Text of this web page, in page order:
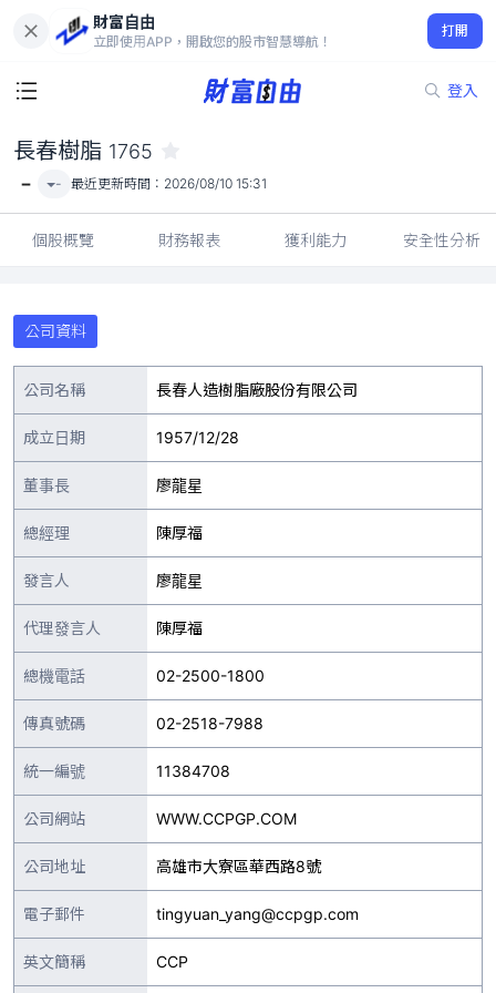
財富自由
立即使用APP，開啟您的股市智慧導航！
打開
登入
-
長春樹脂 1765
- - 最近更新時間： 2026/08/10 15:31
個股概覽 財務報表 獲利能力 安全性分析
公司資料
公司名稱 長春人造樹脂廠股份有限公司
成立日期 1957/12/28
董事長 廖龍星
總經理 陳厚福
發言人 廖龍星
代理發言人 陳厚福
總機電話 02-2500-1800
傳真號碼 02-2518-7988
統一編號 11384708
公司網站 WWW.CCPGP.COM
公司地址 高雄市大寮區華西路8號
電子郵件 tingyuan_yang@ccpgp.com
英文簡稱 CCP